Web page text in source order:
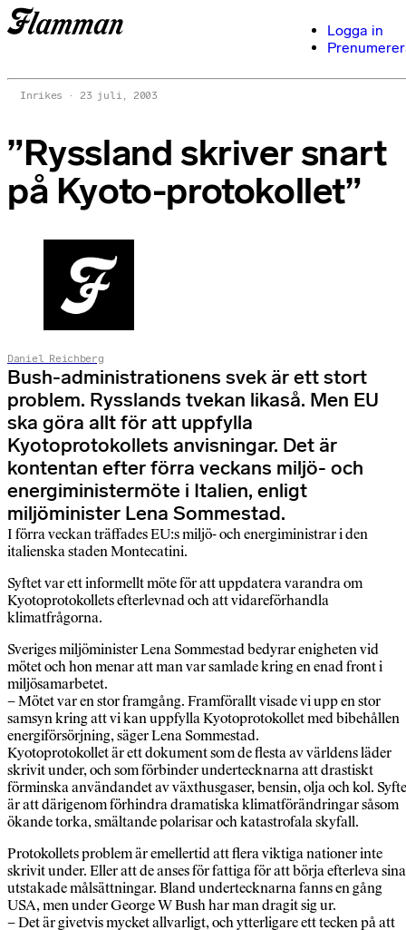
Logga in
Inrikes 23 juli, 2003
”Ryssland skriver snart
på Kyoto-protokollet”
Daniel Reichberg
Bush-administrationens svek är ett stort
problem. Rysslands tvekan likaså. Men EU
ska göra allt för att uppfylla
Kyotoprotokollets anvisningar. Det är
kontentan efter förra veckans miljö- och
energiministermöte i Italien, enligt
miljöminister Lena Sommestad.
I förra veckan träffades EU:s miljö- och energiministrar i den
italienska staden Montecatini.
Syftet var ett informellt möte för att uppdatera varandra om
Kyotoprotokollets efterlevnad och att vidareförhandla
klimatfrågorna.
Sveriges miljöminister Lena Sommestad bedyrar enigheten vid
mötet och hon menar att man var samlade kring en enad front i
miljösamarbetet.
– Mötet var en stor framgång. Framförallt visade vi upp en stor
samsyn kring att vi kan uppfylla Kyotoprotokollet med bibehållen
energiförsörjning, säger Lena Sommestad.
Kyotoprotokollet är ett dokument som de flesta av världens läder
skrivit under, och som förbinder undertecknarna att drastiskt
förminska användandet av växthusgaser, bensin, olja och kol.
är att därigenom förhindra dramatiska klimatförändringar såsom
ökande torka, smältande polarisar och katastrofala skyfall.
Protokollets problem är emellertid att flera viktiga nationer inte
skrivit under. Eller att de anses för fattiga för att börja efterleva sina
utstakade målsättningar. Bland undertecknarna fanns en gång
USA, men under George W Bush har man dragit sig ur.
– Det är givetvis mycket allvarligt, och ytterligare ett tecken på att